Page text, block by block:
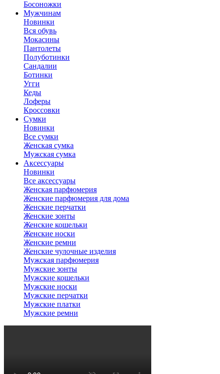
Босоножки
Мужчинам
Новинки
Вся обувь
Мокасины
Пантолеты
Полуботинки
Сандалии
Ботинки
Угги
Кеды
Лоферы
Кроссовки
Сумки
Новинки
Все сумки
Женская сумка
Мужская сумка
Аксессуары
Новинки
Все аксессуары
Женская парфюмерия
Женские парфюмерия для дома
Женские перчатки
Женские зонты
Женские кошельки
Женские носки
Женские ремни
Женские чулочные изделия
Мужская парфюмерия
Мужские зонты
Мужские кошельки
Мужские носки
Мужские перчатки
Мужские платки
Мужские ремни